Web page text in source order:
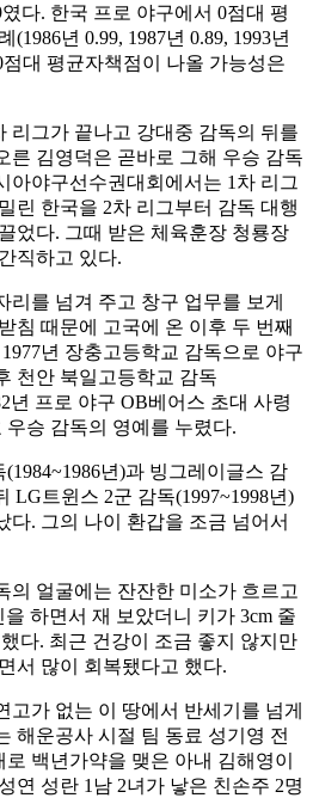
다. 한국 프로 야구에서 0점대 평
년 0.99, 1987년 0.89, 1993년
대 평균자책점이 나올 가능성은
리그가 끝나고 강대중 감독의 뒤를
른 김영덕은 곧바로 그해 우승 감독
아야구선수권대회에서는 1차 리그
린 한국을 2차 리그부터 감독 대행
었다. 그때 받은 체육훈장 청룡장
직하고 있다.
리를 넘겨 주고 창구 업무를 보게
침 때문에 고국에 온 이후 두 번째
년 장충고등학교 감독으로 야구
천안 북일고등학교 감독
년 프로 야구 OB베어스 초대 사령
승 감독의 영예를 누렸다.
년)과 빙그레이글스 감
LG트윈스 2군 감독(1997~1998년)
다. 그의 나이 환갑을 조금 넘어서
의 얼굴에는 잔잔한 미소가 흐르고
하면서 재 보았더니 키가 3cm 줄
다. 최근 건강이 조금 좋지 않지만
서 많이 회복됐다고 했다.
고가 없는 이 땅에서 반세기를 넘게
해운공사 시절 팀 동료 성기영 전
백년가약을 맺은 아내 김해영이
연 성란 1남 2녀가 낳은 친손주 2명